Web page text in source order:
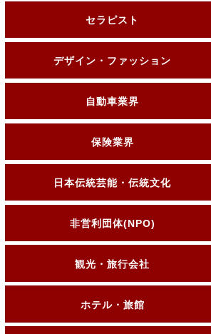
セラピスト
デザイン・ファッション
自動車業界
保険業界
日本伝統芸能・伝統文化
非営利団体(NPO)
観光・旅行会社
ホテル・旅館